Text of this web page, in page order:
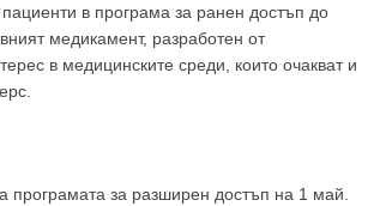
в програма за ранен достъп до
медикамент, разработен от
в медицинските среди, които очакват и
програмата за разширен достъп на 1 май.